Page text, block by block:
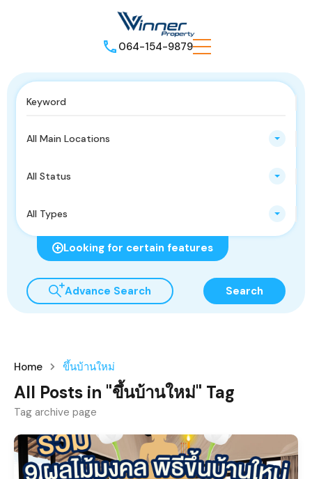
064-154-9879
All Main Locations
All Status
All Types
Looking for certain features
Advance Search Search
Home ขึ้นบ้านใหม่
All Posts in "ขึ้นบ้านใหม่" Tag
Tag archive page